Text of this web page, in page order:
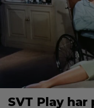
SVT Play